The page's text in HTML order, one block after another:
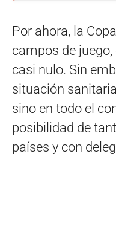
Por ahora, la
campos de
casi nulo. Sin
situación
sino en todo el
posibilidad de
países y con